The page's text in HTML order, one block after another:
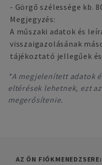
- Görgő szélessége kb.
Megjegyzés:
A műszaki adatok és
visszaigazolásának
tájékoztató jellegűek
*A megjelenített adatok
eltérések lehetnek, ezt
megerősítenie.
AZ ÖN FIÓKMENEDZSERE: